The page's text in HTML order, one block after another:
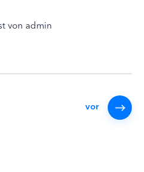
von admin
vor